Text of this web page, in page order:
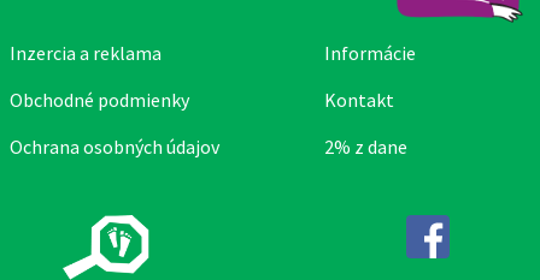
Inzercia a reklama
Obchodné podmienky
Ochrana osobných údajov
Informácie
Kontakt
2% z dane